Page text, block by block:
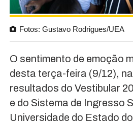
Fotos: Gustavo Rodrigues/UEA
O sentimento de emoção
desta terça-feira (9/12),
resultados do Vestibular
e do Sistema de Ingresso
Universidade do Estado